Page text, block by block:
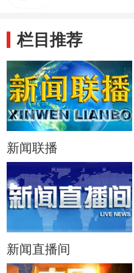
栏目推荐
新闻联播
新闻直播间